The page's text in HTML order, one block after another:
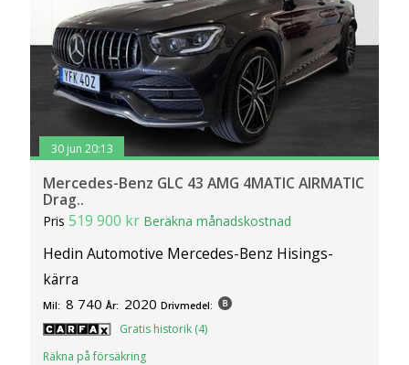
30 jun 20:13
Mercedes-Benz GLC 43 AMG 4MATIC AIRMATIC
Drag..
Pris519 900 kr Beräkna månadskostnad
Hedin Automotive Mercedes-Benz Hisings-
kärra
Mil: 8 740 År: 2020 Drivmedel:
Gratis historik (4)
Räkna på försäkring